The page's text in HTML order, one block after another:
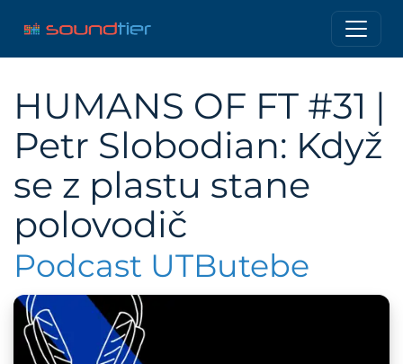
HUMANS OF FT #31 |
Petr Slobodian: Když
se z plastu stane
polovodič
Podcast UTButebe